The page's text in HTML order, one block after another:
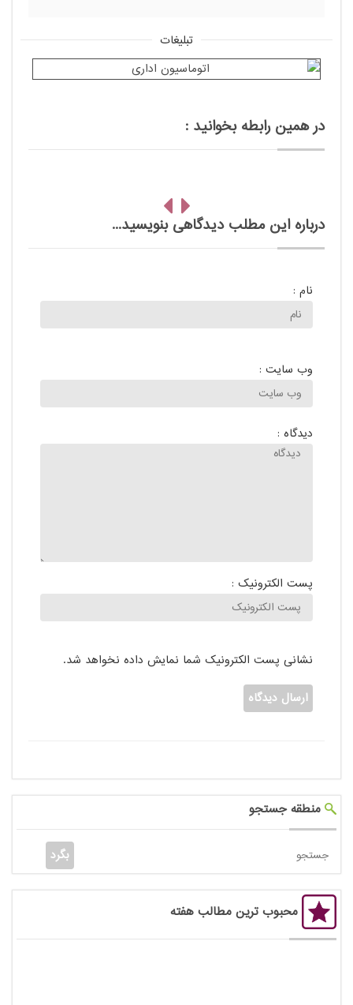
تبلیغات
در همین رابطه بخوانید :
درباره این مطلب دیدگاهی بنویسید...
نام :
وب سایت :
دیدگاه :
پست الکترونیک :
نشانی پست الکترونیک شما نمایش داده نخواهد شد.
منطقه جستجو
محبوب ترین مطالب هفته